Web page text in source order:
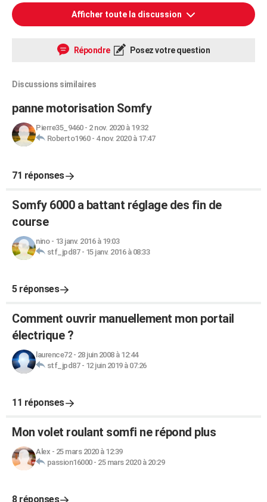
Afficher toute la discussion
Répondre Posez votre question
Discussions similaires
panne motorisation Somfy
Pierre35_9460- 2 nov. 2020 à 19:32
Roberto1960- 4 nov. 2020 à 17:47
71 réponses
Somfy 6000 a battant réglage des fin de
course
nino- 13 janv. 2016 à 19:03
stf_jpd87- 15 janv. 2016 à 08:33
5 réponses
Comment ouvrir manuellement mon portail
électrique ?
laurence72- 28 juin 2008 à 12:44
stf_jpd87- 12 juin 2019 à 07:26
11 réponses
Mon volet roulant somfi ne répond plus
Alex - 25 mars 2020 à 12:39
passion16000- 25 mars 2020 à 20:29
8 réponses